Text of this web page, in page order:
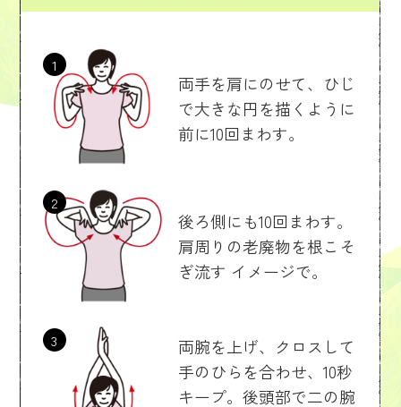
1
両手を肩にのせて、 ひじ
で大きな円を描くように
前に10回まわす。
2
後ろ側にも10回まわす。
肩周りの老廃物を根こそ
ぎ流す イメージで。
3
両腕を上げ、クロスして
手のひらを合わせ、10秒
キープ。後頭部で二の腕